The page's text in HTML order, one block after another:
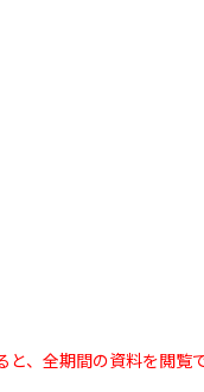
と、全期間の資料を閲覧